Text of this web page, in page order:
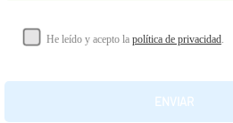
He leído y acepto la política de privacidad.